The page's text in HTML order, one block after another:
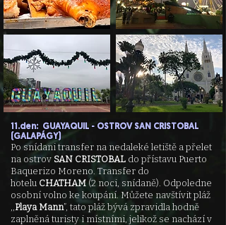
11.den: GUAYAQUIL - OSTROV SAN CRISTOBAL
(GALAPÁGY)
Po snídani transfer na nedaleké letiště a přelet
na ostrov SAN CRISTOBAL do přístavu Puerto
Baquerizo Moreno. Transfer do
hotelu CHATHAM (2 noci, snídaně). Odpoledne
osobní volno ke koupání. Můžete navštívit pláž
,,Playa Mann”, tato pláž bývá zpravidla hodně
zaplněná turisty i místními, jelikož se nachází v